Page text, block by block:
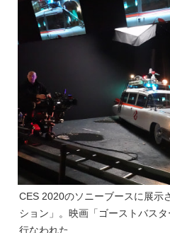
CES 2020のソニーブースに展示
ション」。映画「ゴーストバス
行なわれた